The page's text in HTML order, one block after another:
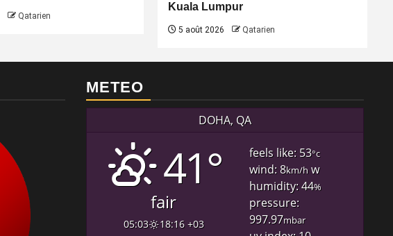
Qatarien
Kuala Lumpur
5 août 2026 Qatarien
METEO
DOHA, QA
41°
fair
05:03 18:16 +03
feels like: 53°c
wind: 8km/h w
humidity: 44%
pressure:
997.97mbar